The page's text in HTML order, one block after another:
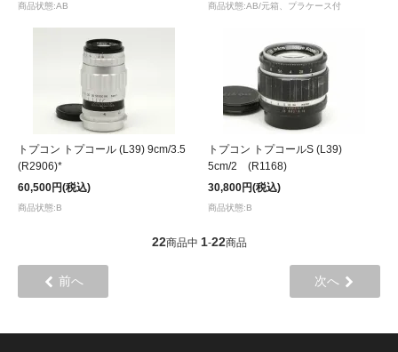
商品状態:AB 商品状態:AB/元箱、プラケース付
トプコン トプコール (L39) 9cm/3.5
(R2906)*
60,500円(税込)
商品状態:B
トプコン トプコールS (L39)
5cm/2 (R1168)
30,800円(税込)
商品状態:B
22商品中 1-22商品
前へ 次へ